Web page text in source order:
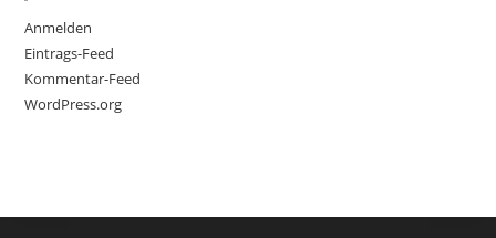
Anmelden
Eintrags-Feed
Kommentar-Feed
WordPress.org